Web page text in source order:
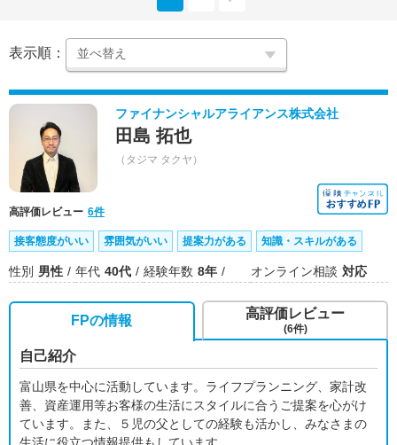
表示順：
ファイナンシャルアライアンス株式会社
田島 拓也
（タジマ タクヤ）
高評価レビュー 6件
接客態度がいい 雰囲気がいい 提案力がある 知識・スキルがある
性別 男性 年代 40代 経験年数 8年 オンライン相談 対応
FPの情報
自己紹介
富山県を中心に活動しています。ライフプランニング、家計改
善、資産運用等お客様の生活にスタイルに合うご提案を心がけ
ています。また、５児の父としての経験も活かし、みなさまの
高評価レビュー
(6件)